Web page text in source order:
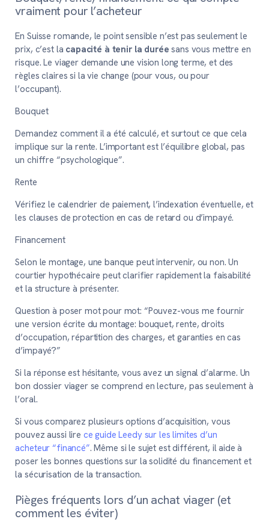
vraiment pour l’acheteur
En Suisse romande, le point sensible n’est pas seulement le
prix, c’est la capacité à tenir la durée sans vous mettre en
risque. Le viager demande une vision long terme, et des
règles claires si la vie change (pour vous, ou pour
l’occupant).
Bouquet
Demandez comment il a été calculé, et surtout ce que cela
implique sur la rente. L’important est l’équilibre global, pas
un chiffre “psychologique”.
Rente
Vérifiez le calendrier de paiement, l’indexation éventuelle, et
les clauses de protection en cas de retard ou d’impayé.
Financement
Selon le montage, une banque peut intervenir, ou non. Un
courtier hypothécaire peut clarifier rapidement la faisabilité
et la structure à présenter.
Question à poser mot pour mot: “Pouvez-vous me fournir
une version écrite du montage: bouquet, rente, droits
d’occupation, répartition des charges, et garanties en cas
d’impayé?”
Si la réponse est hésitante, vous avez un signal d’alarme. Un
bon dossier viager se comprend en lecture, pas seulement à
l’oral.
Si vous comparez plusieurs options d’acquisition, vous
pouvez aussi lire ce guide Leedy sur les limites d’un
acheteur “financé”. Même si le sujet est différent, il aide à
poser les bonnes questions sur la solidité du financement et
la sécurisation de la transaction.
Pièges fréquents lors d’un achat viager (et
comment les éviter)